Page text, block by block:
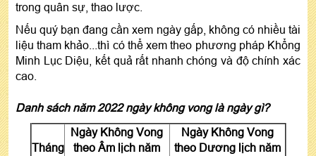
trong quân sự, thao lược.
Nếu quý bạn đang cần xem ngày gấp, không có nhiều tài
liệu tham khảo...thì có thể xem theo phương pháp Khổng
Minh Lục Diệu, kết quả rất nhanh chóng và độ chính xác
cao.
Danh sách năm 2022 ngày không vong là ngày gì?
Tháng
Ngày Không Vong
theo Âm lịch năm
Ngày Không Vong
theo Dương lịch năm